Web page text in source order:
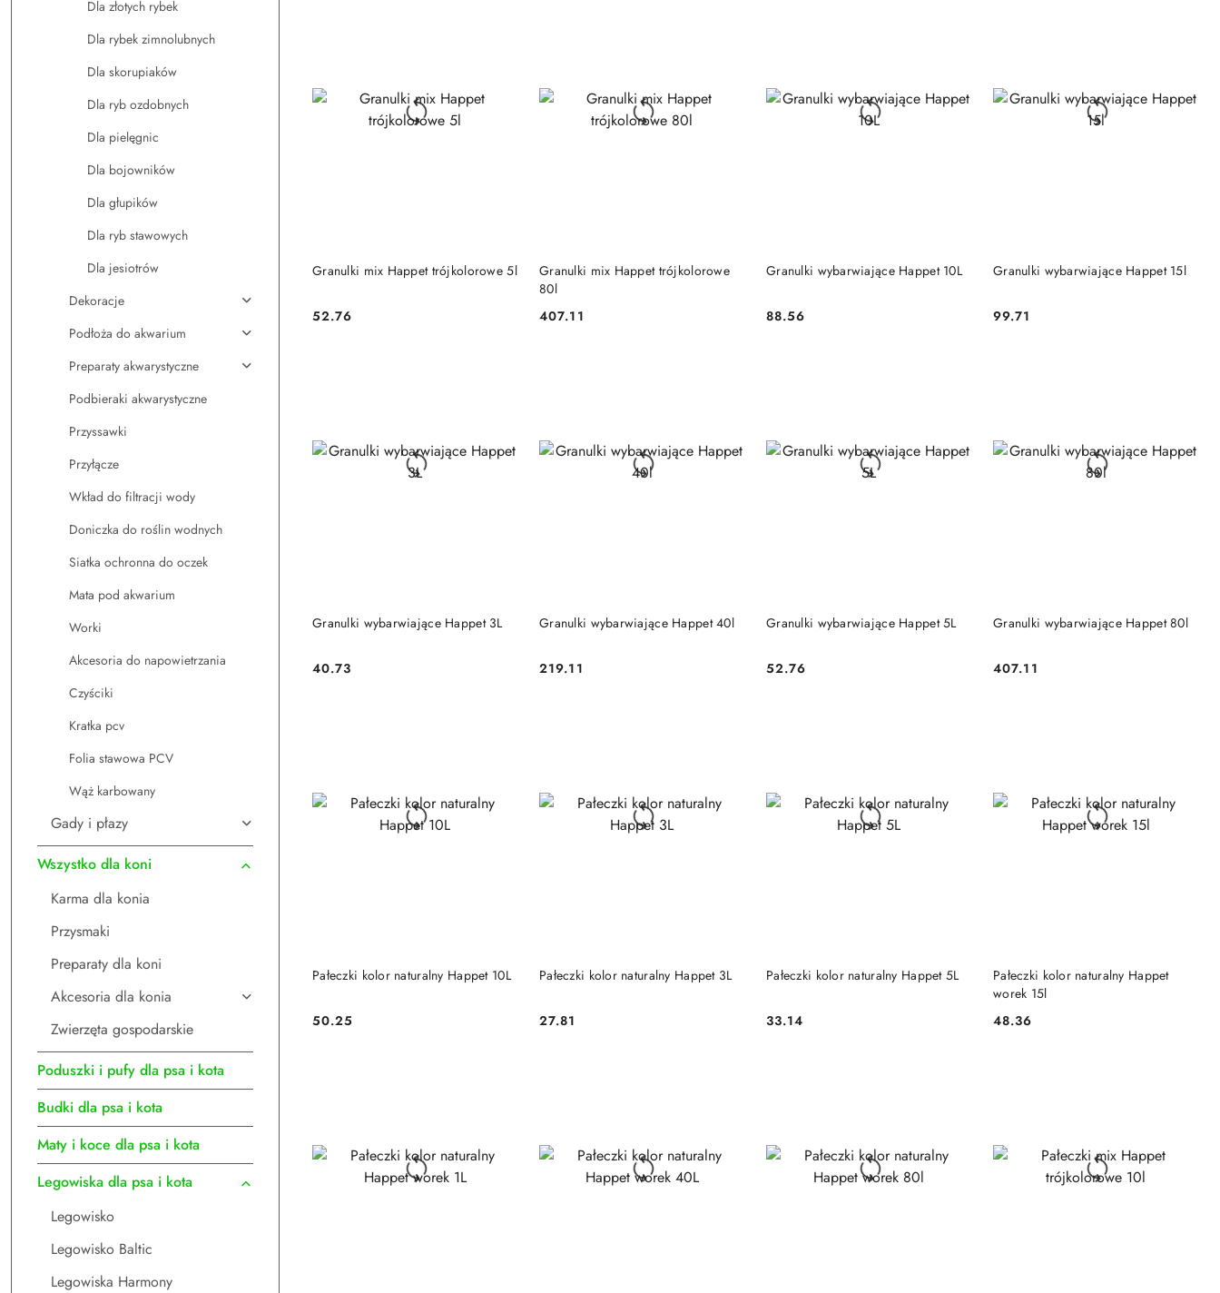
Dla złotych rybek
Dla rybek zimnolubnych
Dla skorupiaków
Dla ryb ozdobnych
Dla pielęgnic
Dla bojowników
Dla głupików
Dla ryb stawowych
Dla jesiotrów
Dekoracje
Podłoża do akwarium
Preparaty akwarystyczne
Podbieraki akwarystyczne
Przyssawki
Przyłącze
Wkład do filtracji wody
Doniczka do roślin wodnych
Siatka ochronna do oczek
Mata pod akwarium
Worki
Akcesoria do napowietrzania
Czyściki
Kratka pcv
Folia stawowa PCV
Wąż karbowany
Gady i płazy
Wszystko dla koni
Karma dla konia
Przysmaki
Preparaty dla koni
Akcesoria dla konia
Zwierzęta gospodarskie
Poduszki i pufy dla psa i kota
Budki dla psa i kota
Maty i koce dla psa i kota
Legowiska dla psa i kota
Legowisko
Legowisko Baltic
Legowiska Harmony
Granulki mix Happet trójkolorowe 5l
Cena:
52.76
DO KOSZYKA
Granulki mix Happet trójkolorowe
80l
Cena:
407.11
DO KOSZYKA Granulki wybarwiające Happet 10L
Cena:
88.56
DO KOSZYKA Granulki wybarwiające Happet 15l
Cena:
99.71
DO KOSZYKA
Granulki wybarwiające Happet 3L
Cena:
40.73
DO KOSZYKA Granulki wybarwiające Happet 40l
Cena:
219.11
DO KOSZYKA Granulki wybarwiające Happet 5L
Cena:
52.76
DO KOSZYKA Granulki wybarwiające Happet 80l
Cena:
407.11
DO KOSZYKA
Pałeczki kolor naturalny Happet 10L
Cena:
50.25
DO KOSZYKA Pałeczki kolor naturalny Happet 3L
Cena:
27.81
DO KOSZYKA Pałeczki kolor naturalny Happet 5L
Cena:
33.14
DO KOSZYKA
Pałeczki kolor naturalny Happet
worek 15l
Cena:
48.36
DO KOSZYKA